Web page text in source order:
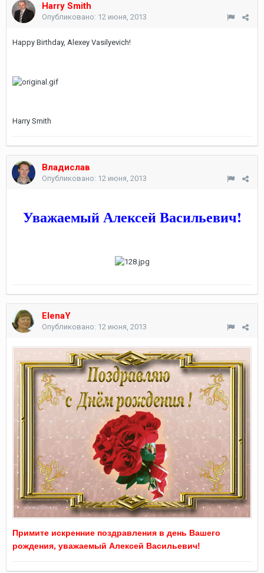
Harry Smith
Опубликовано: 12 июня, 2013
Happy Birthday, Alexey Vasilyevich!
Harry Smith
Владислав
Опубликовано: 12 июня, 2013
Уважаемый Алексей Васильевич!
ElenaY
Опубликовано: 12 июня, 2013
Примите искренние поздравления в день Вашего
рождения, уважаемый Алексей Васильевич!